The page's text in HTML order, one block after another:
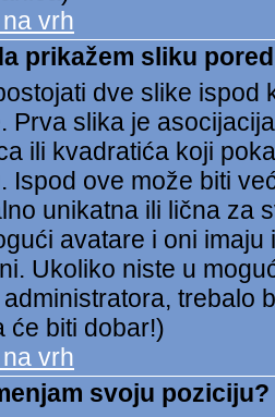
vrh
prikažem sliku
dve slike ispod
Prva slika je
ili kvadratića koji
Ispod ove može biti
unikatna ili lična za
avatare i oni
Ukoliko niste u
trebalo
će biti dobar!)
vrh
svoju poziciju?